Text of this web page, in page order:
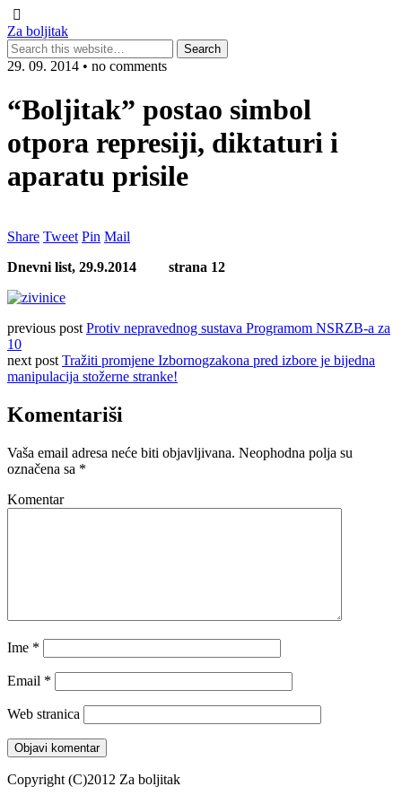
Za boljitak
29. 09. 2014 • no comments
“Boljitak” postao simbol
otpora represiji, diktaturi i
aparatu prisile
Share Tweet Pin Mail
Dnevni list, 29.9.2014 strana 12
previous post Protiv nepravednog sustava Programom NSRZB-a za
10
next post Tražiti promjene Izbornogzakona pred izbore je bijedna
manipulacija stožerne stranke!
Komentariši
Vaša email adresa neće biti objavljivana. Neophodna polja su
označena sa *
Komentar
Ime *
Email *
Web stranica
Copyright (C)2012 Za boljitak